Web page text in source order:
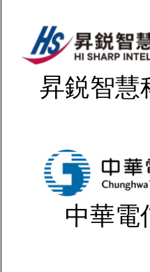
昇鋭智慧
中華電